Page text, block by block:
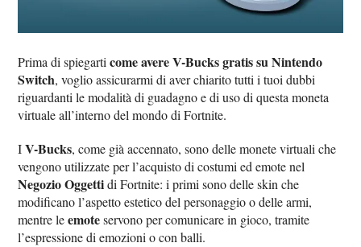
Prima di spiegarticome avere V-Bucks gratis su Nintendo
Switch, voglio assicurarmi di aver chiarito tutti i tuoi dubbi
riguardanti le modalità di guadagno e di uso di questa moneta
virtuale all’interno del mondo di Fortnite.
IV-Bucks, come già accennato, sono delle monete virtuali che
vengono utilizzate per l’acquisto di costumi ed emote nel
Negozio Oggettidi Fortnite: i primi sono delle skin che
modificano l’aspetto estetico del personaggio o delle armi,
mentre leemoteservono per comunicare in gioco, tramite
l’espressione di emozioni o con balli.